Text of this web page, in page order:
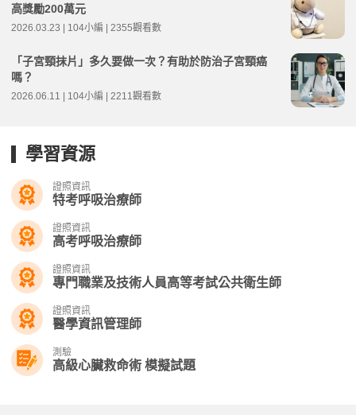
高獎勵200萬元
2026.03.23 | 104小編 | 2355觀看數
「子宮頸抹片」多久要做一次？有助於防治子宮頸癌
嗎？
2026.06.11 | 104小編 | 2211觀看數
學習資源
證照資訊
特考呼吸治療師
證照資訊
高考呼吸治療師
證照資訊
專門職業及技術人員高等考試公共衛生師
證照資訊
醫學資訊管理師
測驗
高級心臟救命術 模擬試題